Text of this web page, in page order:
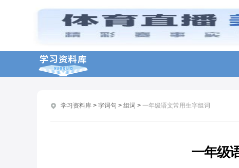
学习资料库 > 字词句 > 组词 > 一年级语文常用生字组词
一年级
《清贫》进入新编语文教材
关于语文高级教师职称评定述职报告经典范文【五篇】
植树节有创意宣传语文案